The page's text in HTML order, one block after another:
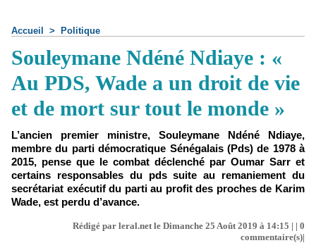
Accueil > Politique
Souleymane Ndéné Ndiaye : «
Au PDS, Wade a un droit de vie
et de mort sur tout le monde »
L’ancien premier ministre, Souleymane Ndéné Ndiaye,
membre du parti démocratique Sénégalais (Pds) de 1978 à
2015, pense que le combat déclenché par Oumar Sarr et
certains responsables du pds suite au remaniement du
secrétariat exécutif du parti au profit des proches de Karim
Wade, est perdu d’avance.
Rédigé par leral.net le Dimanche 25 Août 2019 à 14:15 | | 0
commentaire(s)|